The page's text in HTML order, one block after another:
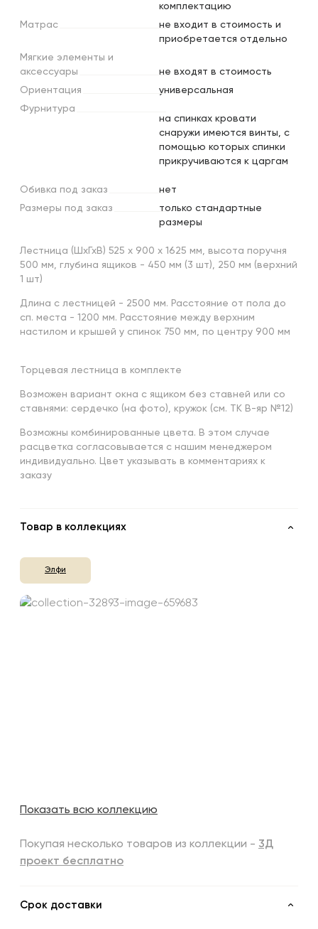
комплектацию
Матрас
не входит в стоимость и
приобретается отдельно
Мягкие элементы и
аксессуары
не входят в стоимость
Ориентация
универсальная
Фурнитура
на спинках кровати
снаружи имеются винты, с
помощью которых спинки
прикручиваются к царгам
Обивка под заказ
нет
Размеры под заказ
только стандартные
размеры
Лестница (ШхГхВ) 525 х 900 х 1625 мм, высота поручня
500 мм, глубина ящиков - 450 мм (3 шт), 250 мм (верхний
1 шт)
Длина с лестницей - 2500 мм. Расстояние от пола до
сп. места - 1200 мм. Расстояние между верхним
настилом и крышей у спинок 750 мм, по центру 900 мм
Торцевая лестница в комплекте
Возможен вариант окна с ящиком без ставней или со
ставнями: сердечко (на фото), кружок (см. ТК В-яр №12)
Возможны комбинированные цвета. В этом случае
расцветка согласовывается с нашим менеджером
индивидуально. Цвет указывать в комментариях к
заказу
Товар в коллекциях
Элфи
Показать всю коллекцию
Покупая несколько товаров из коллекции - 3Д
проект бесплатно
Срок доставки